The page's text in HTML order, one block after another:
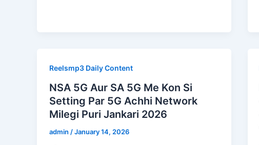
Reelsmp3 Daily Content
NSA 5G Aur SA 5G Me Kon Si
Setting Par 5G Achhi Network
Milegi Puri Jankari 2026
admin /January 14, 2026